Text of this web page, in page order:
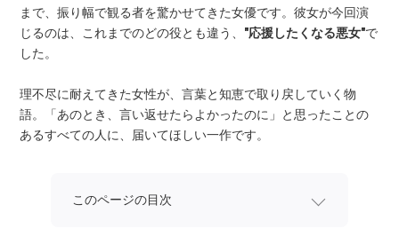
まで、振り幅で観る者を驚かせてきた女優です。彼女が今回演
じるのは、これまでのどの役とも違う、 "応援したくなる悪女"で
した。
理不尽に耐えてきた女性が、言葉と知恵で取り戻していく物
語。「あのとき、言い返せたらよかったのに」と思ったことの
あるすべての人に、届いてほしい一作です。
このページの目次